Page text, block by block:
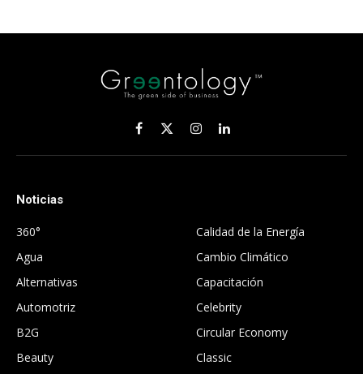
Facebook
X
(Twitter)
InstagramLinkedIn
Noticias
360°
Agua
Alternativas
Automotriz
B2G
Beauty
Calidad de la Energía
Cambio Climático
Capacitación
Celebrity
Circular Economy
Classic